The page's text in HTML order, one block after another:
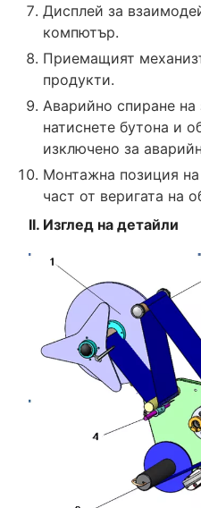
Дисплей за
компютър.
Приемащият
продукти.
Аварийно спиране на
натиснете бутона и
изключено за
Монтажна позиция
част от веригата на
II. Изглед на детайли